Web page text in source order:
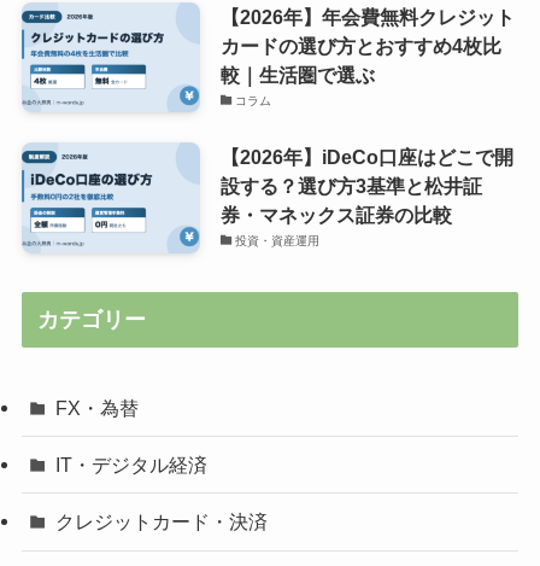
【2026年】年会費無料クレジット
カードの選び方とおすすめ4枚比
較｜生活圏で選ぶ
コラム
【2026年】iDeCo口座はどこで開
設する？選び方3基準と松井証
券・マネックス証券の比較
投資・資産運用
カテゴリー
FX・為替
IT・デジタル経済
クレジットカード・決済